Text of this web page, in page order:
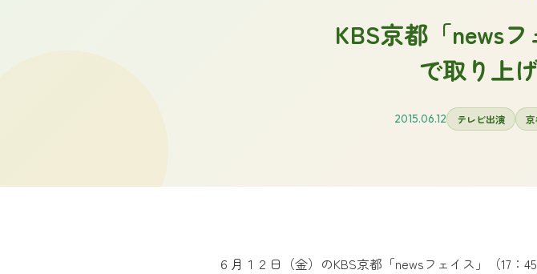
KBS京都「newsフ
で取り上
2015.06.12 テレビ出演
６月１２日（金）のKBS京都「newsフェイス」（17：